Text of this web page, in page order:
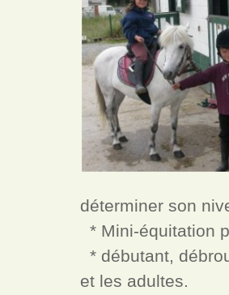
déterminer son
* Mini-équitation
* débutant,
et les adultes.